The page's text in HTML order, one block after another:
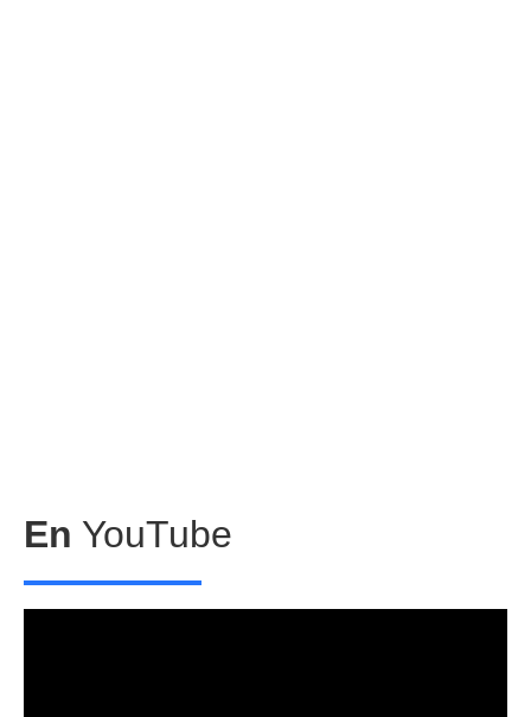
En YouTube